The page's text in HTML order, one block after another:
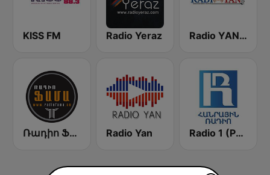
KISS FM Radio Yeraz Radio YAN - ARMENIAN
Ռադիո Ֆամա (Radio Fama) Radio Yan Radio 1 (Public Radio of Armenia)